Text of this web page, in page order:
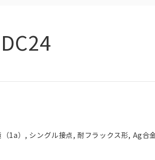
1a）, シングル接点, 耐フラックス形, Ag合